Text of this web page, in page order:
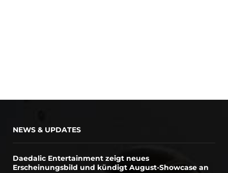
NEWS & UPDATES
Daedalic Entertainment zeigt neues
Erscheinungsbild und kündigt August-Showcase an